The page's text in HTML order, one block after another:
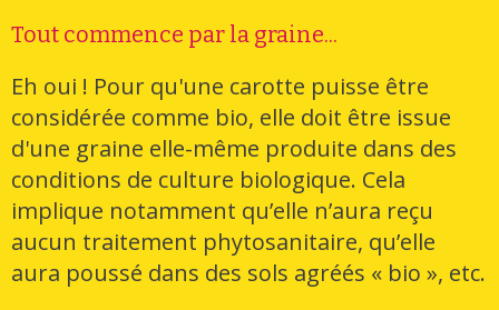
Tout commence par la graine...
Eh oui ! Pour qu'une carotte puisse être
considérée comme bio, elle doit être issue
d'une graine elle-même produite dans des
conditions de culture biologique. Cela
implique notamment qu’elle n’aura reçu
aucun traitement phytosanitaire, qu’elle
aura poussé dans des sols agréés « bio », etc.